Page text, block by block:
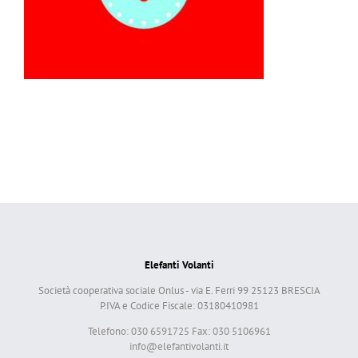
Elefanti Volanti
Società cooperativa sociale Onlus - via E. Ferri 99 25123 BRESCIA
P.IVA e Codice Fiscale: 03180410981
Telefono: 030 6591725 Fax: 030 5106961
info@elefantivolanti.it